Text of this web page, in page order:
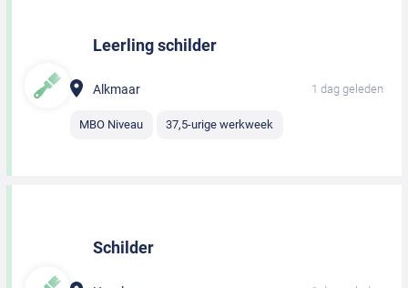
Leerling schilder
Alkmaar 1 dag geleden
MBO Niveau 37,5-urige werkweek
Schilder